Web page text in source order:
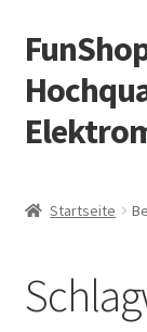
Zur
Navigation
springen
Zum
Inhalt
springen
Vorsicht
Startseite